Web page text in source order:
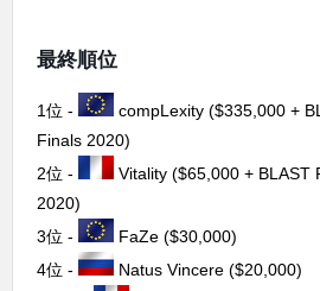
最終順位
1位 -
compLexity ($335,000 +
Finals 2020)
2位 -
Vitality ($65,000 + BLAST
2020)
3位 -
FaZe ($30,000)
4位 -
Natus Vincere ($20,000)